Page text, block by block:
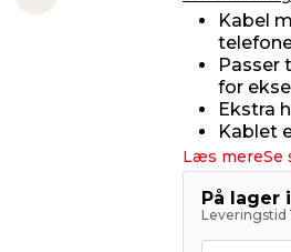
Next slide
Kabel
Passer
for
Ekstra
Kablet
Læs mereSe
På lager
Leveringstid